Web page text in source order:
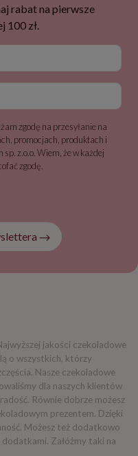
rabat na pierwsze
100 zł.
zgodę na przesyłanie na
promocjach, produktach i
z.o.o. Wiem, że w każdej
zgodę.
jakości czekoladowe
o wszystkich, którzy
Nasze czekoladowe
dla naszych klientów
Równie dobrze możesz
prezentem. Dzięki
Możesz też dodatkowo
Załóżmy taki na